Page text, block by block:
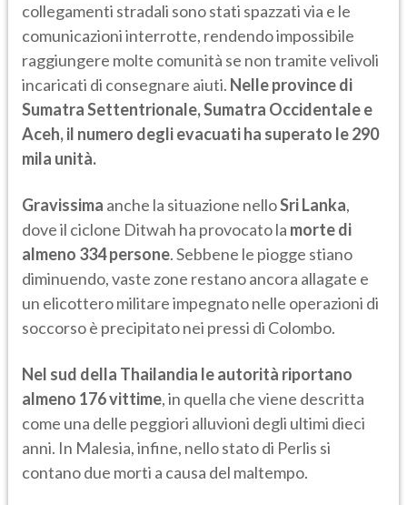
collegamenti stradali sono stati spazzati via e le
comunicazioni interrotte, rendendo impossibile
raggiungere molte comunità se non tramite velivoli
incaricati di consegnare aiuti. Nelle province di
Sumatra Settentrionale, Sumatra Occidentale e
Aceh, il numero degli evacuati ha superato le 290
mila unità.
Gravissima anche la situazione nelloSri Lanka,
dove il ciclone Ditwah ha provocato la morte di
almeno 334 persone. Sebbene le piogge stiano
diminuendo, vaste zone restano ancora allagate e
un elicottero militare impegnato nelle operazioni di
soccorso è precipitato nei pressi di Colombo.
Nel sud della Thailandia le autorità riportano
almeno 176 vittime, in quella che viene descritta
come una delle peggiori alluvioni degli ultimi dieci
anni. In Malesia, infine, nello stato di Perlis si
contano due morti a causa del maltempo.